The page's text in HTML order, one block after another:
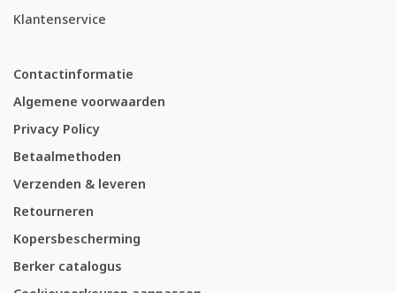
Klantenservice
Contactinformatie
Algemene voorwaarden
Privacy Policy
Betaalmethoden
Verzenden & leveren
Retourneren
Kopersbescherming
Berker catalogus